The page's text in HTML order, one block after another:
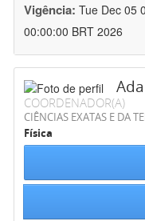
Vigência: Tue Dec 05
00:00:00 BRT 2026
COORDENADOR(A)
CIÊNCIAS EXATAS E DA
Física